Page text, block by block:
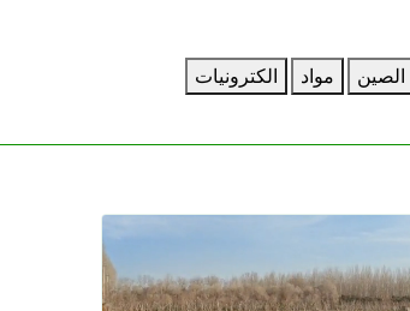
الصين مواد الكترونيات